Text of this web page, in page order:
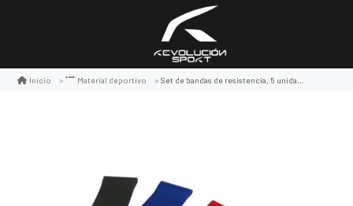
Inicio Material deportivo Set de bandas de resistencia, 5 unidades, uk time